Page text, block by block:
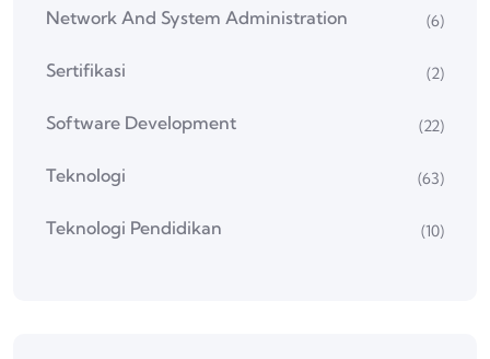
Network And System Administration (6)
Sertifikasi (2)
Software Development (22)
Teknologi (63)
Teknologi Pendidikan (10)